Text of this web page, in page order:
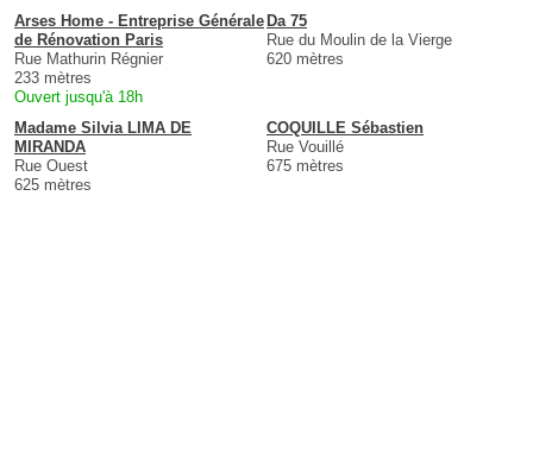
Arses Home - Entreprise Générale
de Rénovation Paris
Rue Mathurin Régnier
233 mètres
Ouvert jusqu'à 18h
Da 75
Rue du Moulin de la Vierge
620 mètres
Madame Silvia LIMA DE
MIRANDA
Rue Ouest
625 mètres
COQUILLE Sébastien
Rue Vouillé
675 mètres